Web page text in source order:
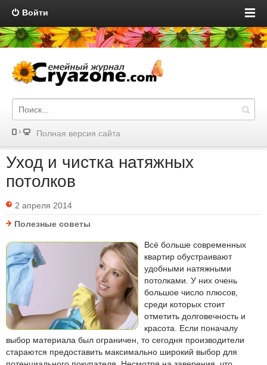
Войти
Полная версия сайта
Уход и чистка натяжных
потолков
2 апреля 2014
Полезные советы
Всё больше современных
квартир обустраивают
удобными натяжными
потолками. У них очень
большое число плюсов,
среди которых стоит
отметить долговечность и
красота. Если поначалу
выбор материала был ограничен, то сегодня производители
стараются предоставить максимально широкий выбор для